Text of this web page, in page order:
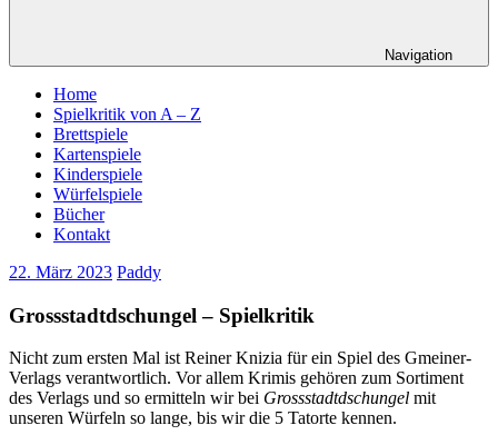
Navigation
Home
Spielkritik von A – Z
Brettspiele
Kartenspiele
Kinderspiele
Würfelspiele
Bücher
Kontakt
22. März 2023 Paddy
Grossstadtdschungel – Spielkritik
Nicht zum ersten Mal ist Reiner Knizia für ein Spiel des Gmeiner-
Verlags verantwortlich. Vor allem Krimis gehören zum Sortiment
des Verlags und so ermitteln wir bei Grossstadtdschungel mit
unseren Würfeln so lange, bis wir die 5 Tatorte kennen.